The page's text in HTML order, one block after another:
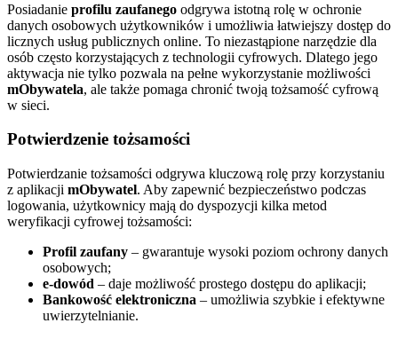
Posiadanie profilu zaufanego odgrywa istotną rolę w ochronie
danych osobowych użytkowników i umożliwia łatwiejszy dostęp do
licznych usług publicznych online. To niezastąpione narzędzie dla
osób często korzystających z technologii cyfrowych. Dlatego jego
aktywacja nie tylko pozwala na pełne wykorzystanie możliwości
mObywatela, ale także pomaga chronić twoją tożsamość cyfrową
w sieci.
Potwierdzenie tożsamości
Potwierdzanie tożsamości odgrywa kluczową rolę przy korzystaniu
z aplikacji mObywatel. Aby zapewnić bezpieczeństwo podczas
logowania, użytkownicy mają do dyspozycji kilka metod
weryfikacji cyfrowej tożsamości:
Profil zaufany – gwarantuje wysoki poziom ochrony danych
osobowych;
e-dowód – daje możliwość prostego dostępu do aplikacji;
Bankowość elektroniczna – umożliwia szybkie i efektywne
uwierzytelnianie.